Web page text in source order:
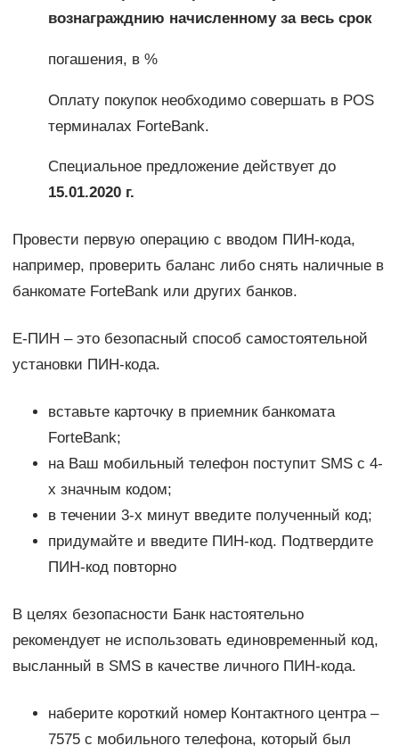
вознагражднию начисленному за весь срок
погашения, в %
Оплату покупок необходимо совершать в POS
терминалах ForteBank.
Специальное предложение действует до
15.01.2020 г.
Провести первую операцию с вводом ПИН-кода,
например, проверить баланс либо снять наличные в
банкомате ForteBank или других банков.
Е-ПИН – это безопасный способ самостоятельной
установки ПИН-кода.
вставьте карточку в приемник банкомата
ForteBank;
на Ваш мобильный телефон поступит SMS с 4-
х значным кодом;
в течении 3-х минут введите полученный код;
придумайте и введите ПИН-код. Подтвердите
ПИН-код повторно
В целях безопасности Банк настоятельно
рекомендует не использовать единовременный код,
высланный в SMS в качестве личного ПИН-кода.
наберите короткий номер Контактного центра –
7575 с мобильного телефона, который был